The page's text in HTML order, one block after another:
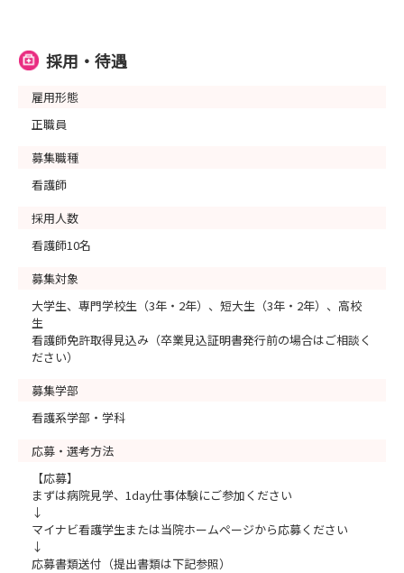
採用・待遇
雇用形態
正職員
募集職種
看護師
採用人数
看護師10名
募集対象
大学生、専門学校生（3年・2年）、短大生（3年・2年）、高校
生
看護師免許取得見込み（卒業見込証明書発行前の場合はご相談く
ださい）
募集学部
看護系学部・学科
応募・選考方法
【応募】
まずは病院見学、1day仕事体験にご参加ください
↓
マイナビ看護学生または当院ホームページから応募ください
↓
応募書類送付（提出書類は下記参照）